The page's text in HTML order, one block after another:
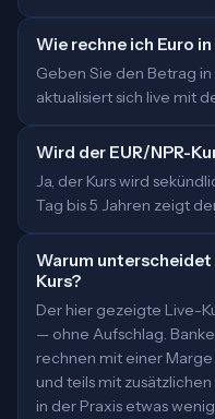
Wie rechne ich Euro
Geben Sie den Betrag
aktualisiert sich live mit
Wird der EUR/NPR-
Ja, der Kurs wird
Tag bis 5 Jahren zeigt
Warum unterscheidet
Kurs?
Der hier gezeigte Live-
— ohne Aufschlag.
rechnen mit einer
und teils mit
in der Praxis etwas